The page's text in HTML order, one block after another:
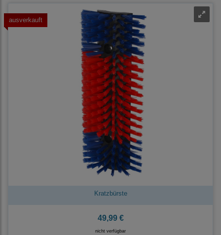
ausverkauft
Kratzbürste
49,99 €
nicht verfügbar